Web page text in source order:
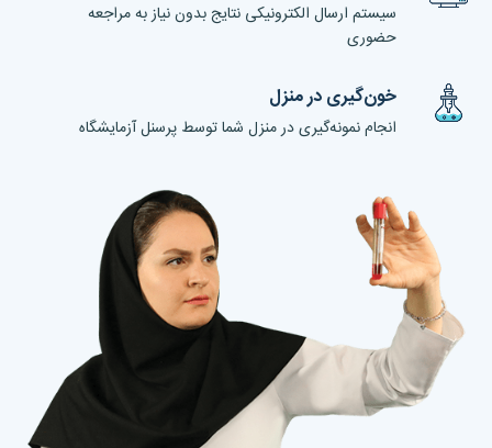
سیستم ارسال الکترونیکی نتایج بدون نیاز به مراجعه
حضوری
خون‌گیری در منزل
انجام نمونه‌گیری در منزل شما توسط پرسنل آزمایشگاه